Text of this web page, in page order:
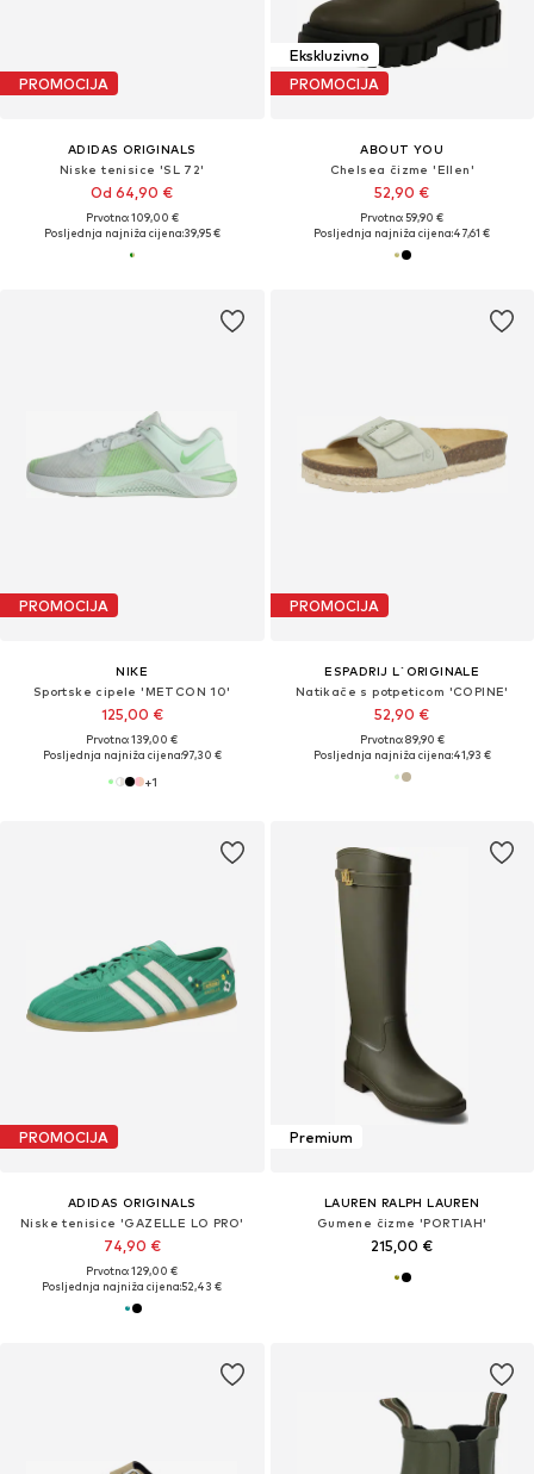
PROMOCIJA
ADIDAS ORIGINALS
Niske tenisice 'SL 72'
Od 64,90 €
Prvotno: 109,00 €
Posljednja najniža cijena:39,95 €
Ekskluzivno
PROMOCIJA
ABOUT YOU
Chelsea čizme 'Ellen'
52,90 €
Prvotno: 59,90 €
Posljednja najniža cijena:47,61 €
PROMOCIJA
NIKE
Sportske cipele 'METCON 10'
125,00 €
Prvotno: 139,00 €
Posljednja najniža cijena:97,30 €
+1
PROMOCIJA
ESPADRIJ L´ORIGINALE
Natikače s potpeticom 'COPINE'
52,90 €
Prvotno: 89,90 €
Posljednja najniža cijena:41,93 €
PROMOCIJA
ADIDAS ORIGINALS
Niske tenisice 'GAZELLE LO PRO'
74,90 €
Prvotno: 129,00 €
Posljednja najniža cijena:52,43 €
Premium
LAUREN RALPH LAUREN
Gumene čizme 'PORTIAH'
215,00 €